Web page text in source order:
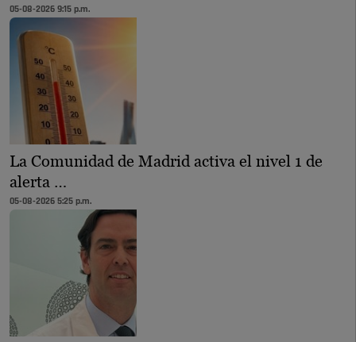
05-08-2026 9:15 p.m.
La Comunidad de Madrid activa el nivel 1 de
alerta …
05-08-2026 5:25 p.m.